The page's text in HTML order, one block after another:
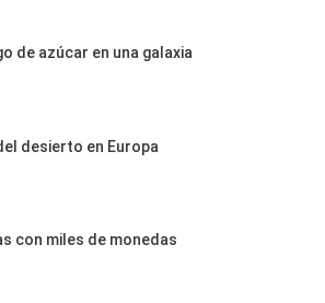
de azúcar en una galaxia
desierto en Europa
con miles de monedas